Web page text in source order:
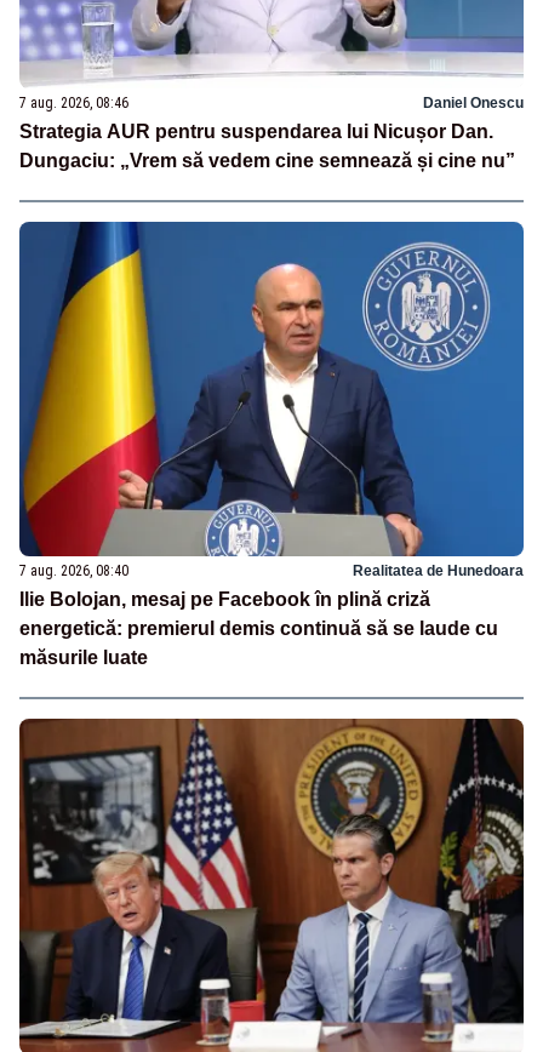
7 aug. 2026, 08:46 Daniel Onescu
Strategia AUR pentru suspendarea lui Nicușor Dan.
Dungaciu: „Vrem să vedem cine semnează și cine nu”
7 aug. 2026, 08:40 Realitatea de Hunedoara
Ilie Bolojan, mesaj pe Facebook în plină criză
energetică: premierul demis continuă să se laude cu
măsurile luate